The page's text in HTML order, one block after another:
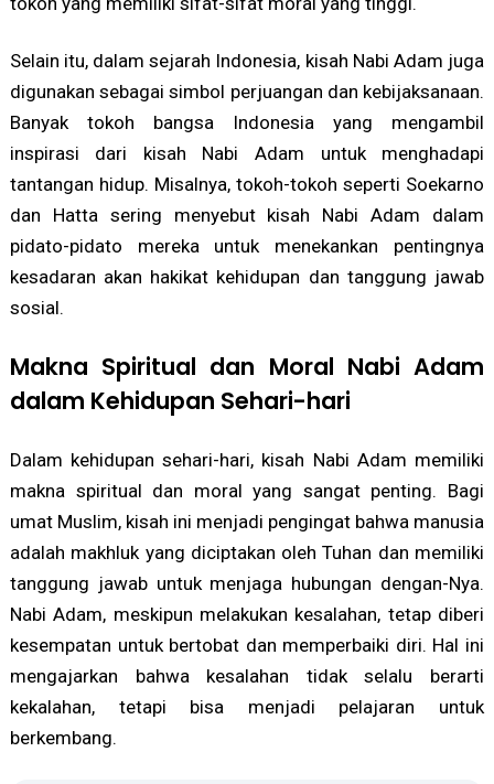
Selain itu, dalam sejarah Indonesia, kisah Nabi Adam juga
digunakan sebagai simbol perjuangan dan kebijaksanaan.
Banyak tokoh bangsa Indonesia yang mengambil
inspirasi dari kisah Nabi Adam untuk menghadapi
tantangan hidup. Misalnya, tokoh-tokoh seperti Soekarno
dan Hatta sering menyebut kisah Nabi Adam dalam
pidato-pidato mereka untuk menekankan pentingnya
kesadaran akan hakikat kehidupan dan tanggung jawab
sosial.
Makna Spiritual dan Moral Nabi Adam
dalam Kehidupan Sehari-hari
Dalam kehidupan sehari-hari, kisah Nabi Adam memiliki
makna spiritual dan moral yang sangat penting. Bagi
umat Muslim, kisah ini menjadi pengingat bahwa manusia
adalah makhluk yang diciptakan oleh Tuhan dan memiliki
tanggung jawab untuk menjaga hubungan dengan-Nya.
Nabi Adam, meskipun melakukan kesalahan, tetap diberi
kesempatan untuk bertobat dan memperbaiki diri. Hal ini
mengajarkan bahwa kesalahan tidak selalu berarti
kekalahan, tetapi bisa menjadi pelajaran untuk
berkembang.